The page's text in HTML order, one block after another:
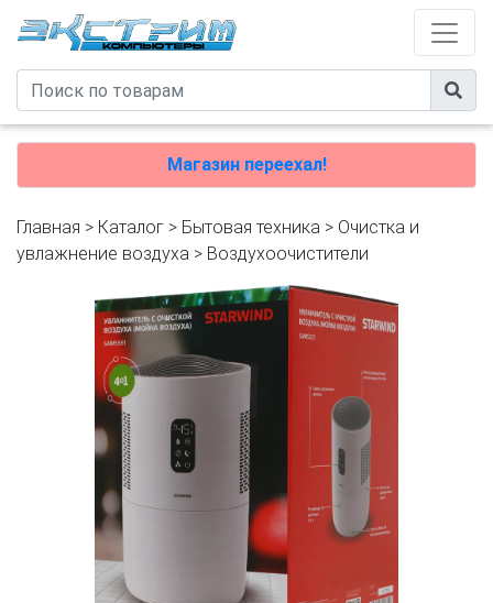
Магазин переехал!
Главная > Каталог > Бытовая техника > Очистка и
увлажнение воздуха > Воздухоочистители